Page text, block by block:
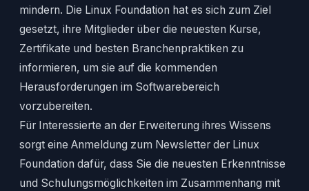
mindern. Die Linux Foundation hat es sich zum Ziel
gesetzt, ihre Mitglieder über die neuesten Kurse,
Zertifikate und besten Branchenpraktiken zu
informieren, um sie auf die kommenden
Herausforderungen im Softwarebereich
vorzubereiten.
Für Interessierte an der Erweiterung ihres Wissens
sorgt eine Anmeldung zum Newsletter der Linux
Foundation dafür, dass Sie die neuesten Erkenntnisse
und Schulungsmöglichkeiten im Zusammenhang mit